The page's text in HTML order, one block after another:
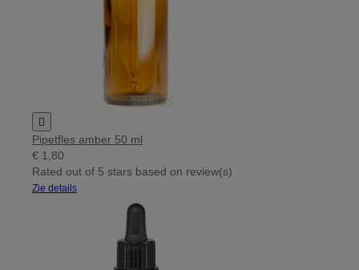

Pipetfles amber 50 ml
€ 1,80
Rated out of 5 stars based on review(s)
Zie details